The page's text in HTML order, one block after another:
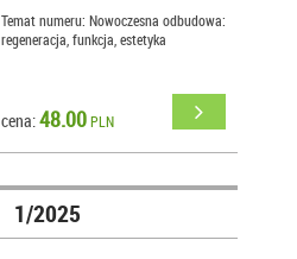
Temat numeru: Nowoczesna odbudowa:
regeneracja, funkcja, estetyka
cena:48.00PLN
1/2025